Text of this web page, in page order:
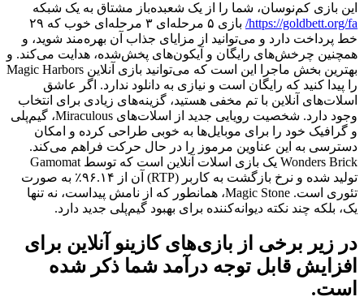
این بازی کم‌نوسان، شما را از یک شعبده‌باز مشتاق به یک شبکه
https://goldbett.org/fa/
بازی ۵ مرحله‌ای ۳ مرحله‌ای خوب که ۲۹
خط پرداخت دارد و می‌توانید از مزایای جذاب آن بهره‌مند شوید، و
همچنین چرخش‌های رایگان و آیکون‌های پخش‌شده، هدایت می‌کند. و
بهترین بخش ماجرا این است که می‌توانید بازی آنلاین Magic Harbors
را پیدا کنید که رایگان است و نیازی به دانلود ندارد. اگر عاشق
اسلات‌های آنلاین با تم مخفی هستید، گزینه‌های زیادی برای انتخاب
وجود دارد.
شخصیت رویایی جدید از اسلات‌های Miraculous، گیم‌پلی
و گرافیک خود را برای موبایل‌ها به خوبی طراحی کرده و امکان
دسترسی به این عناوین مرموز را در حال حرکت فراهم می‌کند.
Wonders Brick یک بازی اسلات آنلاین است که توسط Gamomat
تولید شده و نرخ بازگشت به کاربر (RTP) آن از ۹۶.۱۴٪ به صورت
تئوری است. Magic Stone، همانطور که از نامش پیداست، نه تنها
یک، بلکه چند نکته دیوانه‌کننده برای بهبود گیم‌پلی جدید دارد.
در زیر برخی از بازی‌های کازینو آنلاین برای
افزایش قابل توجه درآمد شما ذکر شده
است.